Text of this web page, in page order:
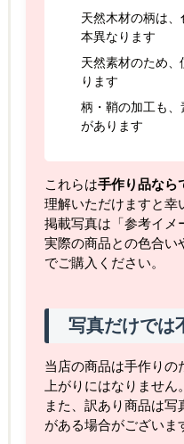
天然木材の柄は
本異なります
天然素材のため
ります
柄・鞘の加工も
があります
これらは手作り品なら
理解いただけますと幸
掲載写真は「参考イメ
実際の商品との色合い
でご購入ください。
写真だけでは
当店の商品は手作りの
上がりにはなりません。
また、訳あり商品は
がある場合がございま